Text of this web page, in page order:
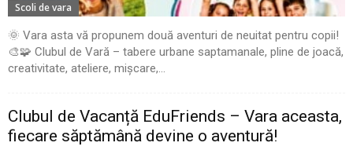
Scoli de vara
🌞 Vara asta vă propunem două aventuri de neuitat pentru copii!
🎨🧩 Clubul de Vară – tabere urbane saptamanale, pline de joacă,
creativitate, ateliere, mișcare,...
Clubul de Vacanță EduFriends – Vara aceasta,
fiecare săptămână devine o aventură!